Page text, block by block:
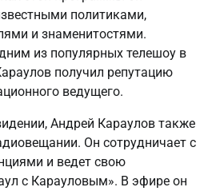
политиками,
и знаменитостями.
из популярных телешоу в
получил репутацию
ведущего.
Андрей Караулов также
Он сотрудничает с
и ведет свою
с Карауловым». В эфире он